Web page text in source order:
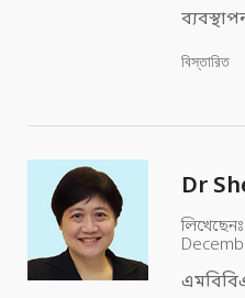
বিস্তারিত
Dr
লিখেছেনঃ